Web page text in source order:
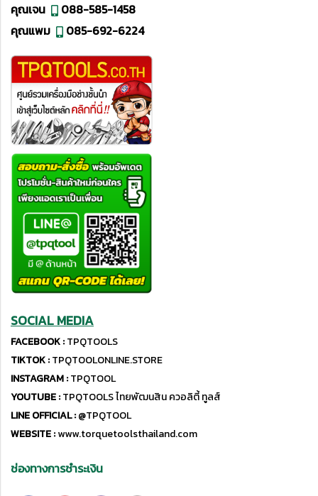
คุณเจน
088-585-1458
คุณแพม
085-692-6224
SOCIAL MEDIA
FACEBOOK :TPQTOOLS
TIKTOK :TPQTOOLONLINE.STORE
INSTAGRAM :TPQTOOL
YOUTUBE :TPQTOOLS ไทยพัฒนสิน ควอลิตี้ ทูลส์
LINE OFFICIAL :@TPQTOOL
WEBSITE :www.torquetoolsthailand.com
ช่องทางการชำระเงิน